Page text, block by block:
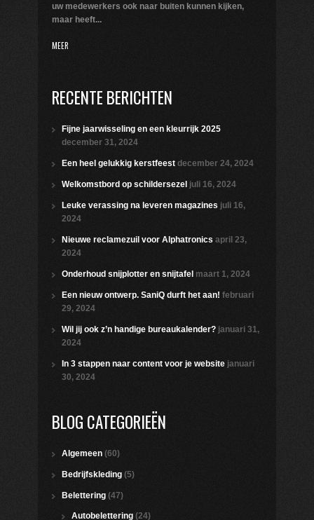
uw medewerkers ook naar buiten kunnen kijken,
maar heeft...
MEER
RECENTE BERICHTEN
Fijne jaarwisseling en een kleurrijk 2025
december 31, 2024
Een heel gelukkig kerstfeest december 24, 2024
Welkomstbord op schildersezel juli 16, 2024
Leuke verassing na leveren magazines juli 16,
2024
Nieuwe reclamezuil voor Alphatronics april 23,
2024
Onderhoud snijplotter en snijtafel maart 1, 2024
Een nieuw ontwerp. SaniQ durft het aan! februari
29, 2024
Wil jij ook z’n handige bureaukalender? januari 31,
2024
In 3 stappen naar content voor je website januari
30, 2024
BLOG CATEGORIEËN
Algemeen (60)
Bedrijfskleding (5)
Belettering (47)
Autobelettering (24)